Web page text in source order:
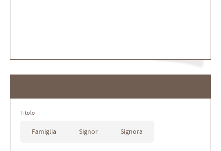
Titolo
Famiglia Signor Signora